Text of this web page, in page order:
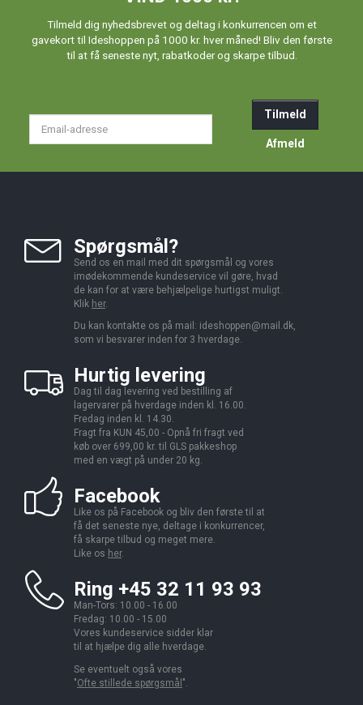
Tilmeld dig nyhedsbrevet og deltag i konkurrencen om et
gavekort til Ideshoppen på 1000 kr. hver måned! Bliv den første
til at få seneste nyt, rabatkoder og skarpe tilbud.
Tilmeld
Afmeld
Spørgsmål?
Send os en mail med dit spørgsmål og vores
imødekommende kundeservice vil gøre, hvad
de kan for at være behjælpelige hurtigst muligt.
Klik her.
Du kan kontakte os på mail: ideshoppen@mail.dk,
som vi besvarer inden for 3 hverdage.
Hurtig levering
Dag til dag levering ved bestilling af
lagervarer på hverdage inden kl. 16.00.
Fredag inden kl. 14.30.
Fragt fra KUN 45,00 - Opnå fri fragt ved
køb over 699,00 kr. til GLS pakkeshop
med en vægt på under 20 kg.
Facebook
Like os på Facebook og bliv den første til at
få det seneste nye, deltage i konkurrencer,
få skarpe tilbud og meget mere.
Like os her.
Ring +45 32 11 93 93
Man-Tors: 10.00 - 16.00
Fredag: 10.00 - 15.00
Vores kundeservice sidder klar
til at hjælpe dig alle hverdage.
Se eventuelt også vores
"Ofte stillede spørgsmål ".